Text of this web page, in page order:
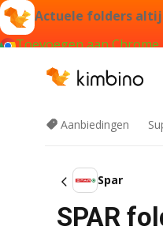
Actuele folders
Toevoegen aan Chrome
Aanbiedingen
Spar
SPAR